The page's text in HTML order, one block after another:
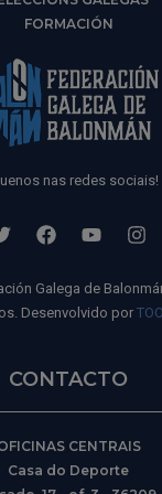
FORMACIÓN
nas redes sociais!
Galega de
Desenvolvido por
CONTACTO
CENTRAIS
Casa do Deporte